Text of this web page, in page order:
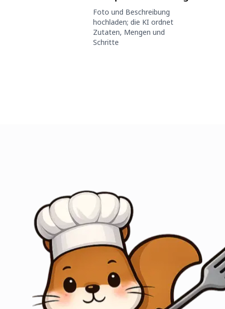
Foto und Beschreibung
hochladen; die KI ordnet
Zutaten, Mengen und
Schritte